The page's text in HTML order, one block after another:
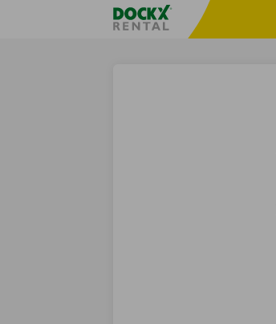
Taalselectie overslaanFratello DEMO